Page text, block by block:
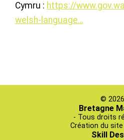
Cymru : https://
welsh-language…
© 2026
Bretagne
- Tous droits
Création du
Skill